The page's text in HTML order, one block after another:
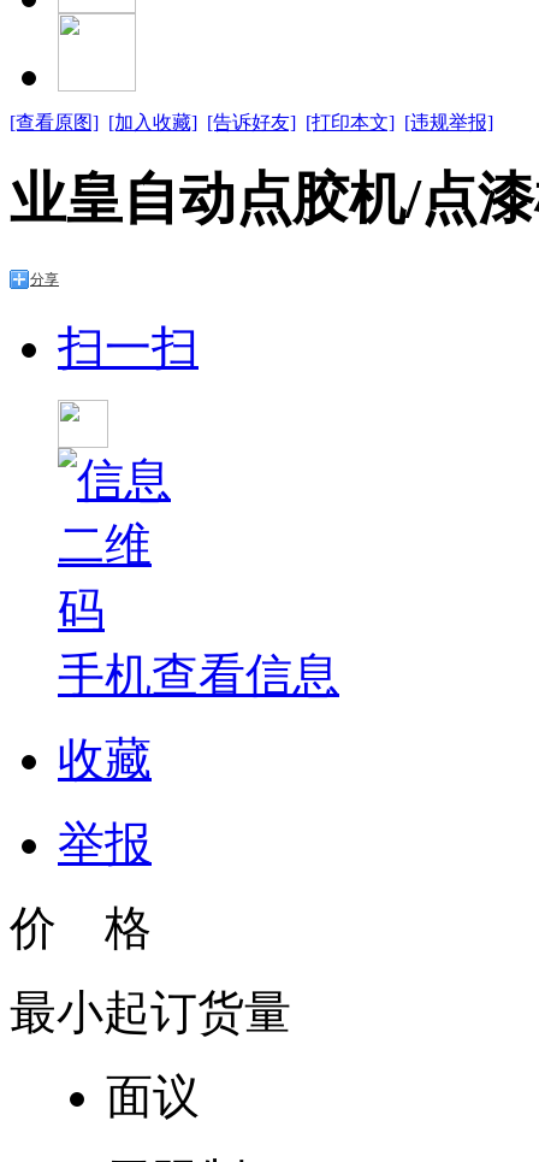
[查看原图] [加入收藏] [告诉好友] [打印本文] [违规举报]
业皇自动点胶机/点
分享
扫一扫
手机查看信息
收藏
举报
价 格
最小起订货量
面议